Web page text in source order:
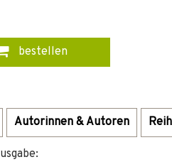
bestellen
Autorinnen & Autoren